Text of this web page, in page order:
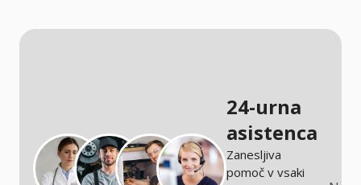
24-urna
asistenca
Zanesljiva
pomoč v vsaki